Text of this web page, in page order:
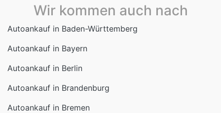
Wir kommen auch nach
Autoankauf in Baden-Württemberg
Autoankauf in Bayern
Autoankauf in Berlin
Autoankauf in Brandenburg
Autoankauf in Bremen